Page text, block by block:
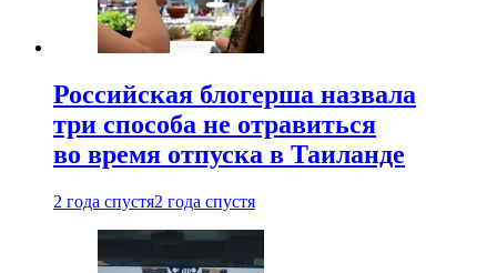
Российская блогерша назвала
три способа не отравиться
во время отпуска в Таиланде
2 года спустя2 года спустя